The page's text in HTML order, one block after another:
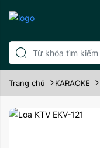
Trang chủ KARAOKE